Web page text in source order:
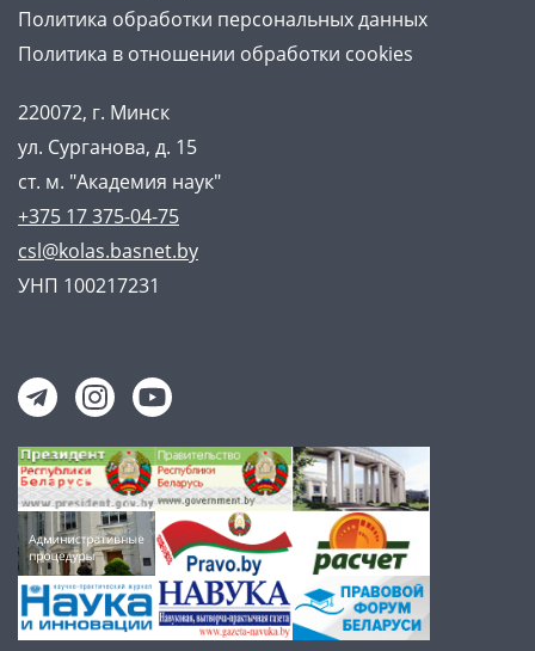
Политика обработки персональных данных
Политика в отношении обработки cookies
220072, г. Минск
ул. Сурганова, д. 15
ст. м. "Академия наук"
+375 17 375-04-75
csl@kolas.basnet.by
УНП 100217231